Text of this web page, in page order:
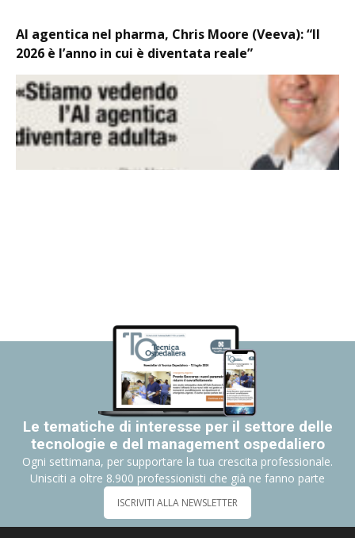
AI agentica nel pharma, Chris Moore (Veeva): “Il
2026 è l’anno in cui è diventata reale”
Le tematiche di interesse per il settore delle
tecnologie e del management ospedaliero
Ogni settimana, per supportare la tua crescita professionale.
Unisciti a oltre 8.900 professionisti che già ne fanno parte
ISCRIVITI ALLA NEWSLETTER